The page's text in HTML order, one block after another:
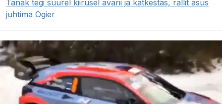
Tänak tegi suurel kiirusel avarii ja katkestas, rallit asus
juhtima Ogier